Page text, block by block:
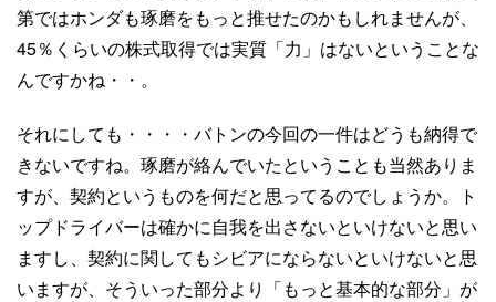
第ではホンダも琢磨をもっと推せたのかもしれませんが、
45％くらいの株式取得では実質「力」はないということな
んですかね・・。
それにしても・・・・バトンの今回の一件はどうも納得で
きないですね。琢磨が絡んでいたということも当然ありま
すが、契約というものを何だと思ってるのでしょうか。ト
ップドライバーは確かに自我を出さないといけないと思い
ますし、契約に関してもシビアにならないといけないと思
いますが、そういった部分より「もっと基本的な部分」が